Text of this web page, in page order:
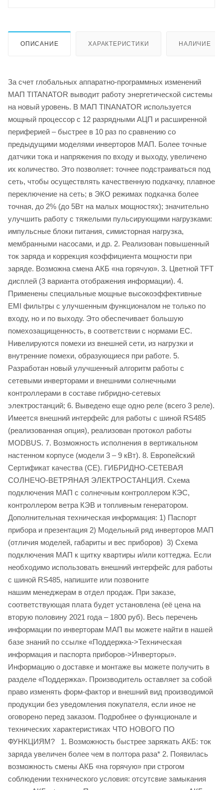
ОПИСАНИЕ ХАРАКТЕРИСТИКИ НАЛИЧИЕ
За счет глобальных аппаратно-программных изменений
МАП TITANATOR выводит работу энергетической системы
на новый уровень. В МАП TINANATOR используется
мощный процессор с 12 разрядными АЦП и расширенной
периферией – быстрее в 10 раз по сравнению со
предыдущими моделями инверторов МАП. Более точные
датчики тока и напряжения по входу и выходу, увеличено
их количество. Это позволяет: точнее подстраиваться под
сеть, чтобы осуществлять качественную подкачку, плавное
переключение на сеть; в ЭКО режимах подкачка более
точная, до 2% (до 5Вт на малых мощностях); значительно
улучшить работу с тяжелыми пульсирующими нагрузками:
импульсные блоки питания, симисторная нагрузка,
мембранными насосами, и др. 2. Реализован повышенный
ток заряда и коррекция коэффициента мощности при
заряде. Возможна смена АКБ «на горячую». 3. Цветной TFT
дисплей (3 варианта отображения информации). 4.
Применены специальные мощные высокоэффективные
EMI фильтры с улучшенным функционалом не только по
входу, но и по выходу. Это обеспечивает большую
помехозащищенность, в соответствии с нормами ЕС.
Нивелируются помехи из внешней сети, из нагрузки и
внутренние помехи, образующиеся при работе. 5.
Разработан новый улучшенный алгоритм работы с
сетевыми инверторами и внешними солнечными
контроллерами в составе гибридно-сетевых
электростанций; 6. Выведено еще одно реле (всего 3 реле).
Имеется внешний интерфейс для работы с шиной RS485
(реализованная опция), реализован протокол работы
MODBUS. 7. Возможность исполнения в вертикальном
настенном корпусе (модели 3 – 9 кВт). 8. Европейский
Сертификат качества (СЕ). ГИБРИДНО-СЕТЕВАЯ
СОЛНЕЧО-ВЕТРЯНАЯ ЭЛЕКТРОСТАНЦИЯ. Схема
подключения МАП с солнечным контроллером КЭС,
контроллером ветра КЭВ и топливным генератором.
Дополнительная техническая информация: 1) Паспорт
прибора и презентация 2) Модельный ряд инверторов МАП
(отличия моделей, габариты и вес приборов) 3) Схема
подключения МАП к щитку квартиры и/или коттеджа. Если
необходимо использовать внешний интерфейс для работы
с шиной RS485, напишите или позвоните
нашим менеджерам в отдел продаж. При заказе,
соответствующая плата будет установлена (её цена на
вторую половину 2021 года – 1800 руб). Весь перечень
информации по инверторам МАП вы можете найти в нашей
базе знаний по ссылке «Поддержка->Техническая
информация и паспорта приборов->Инверторы».
Информацию о доставке и монтаже вы можете получить в
разделе «Поддержка». Производитель оставляет за собой
право изменять форм-фактор и внешний вид производимой
продукции без уведомления покупателя, если иное не
оговорено перед заказом. Подробнее о функционале и
технических характеристиках ЧТО НОВОГО ПО
ФУНКЦИЯМ? 1. Возможность быстрее заряжать АКБ: ток
заряда увеличен более чем в полтора раза* 2. Появилась
возможность смены АКБ «на горячую» при строгом
соблюдении технического условия: отсутсвие замыкания